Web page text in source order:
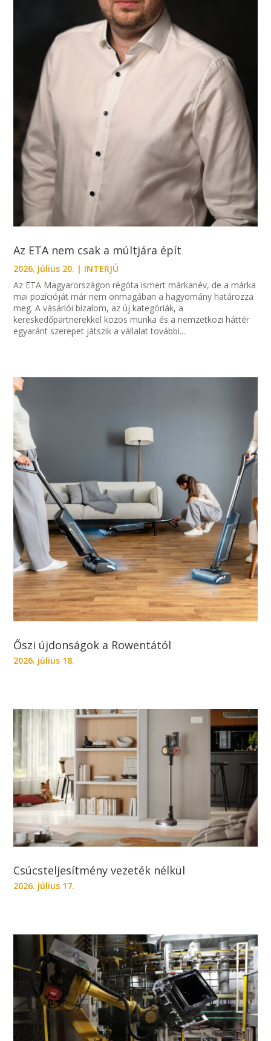
Az ETA nem csak a múltjára épít
2026. július 20. | INTERJÚ
Az ETA Magyarországon régóta ismert márkanév, de a márka
mai pozícióját már nem önmagában a hagyomány határozza
meg. A vásárlói bizalom, az új kategóriák, a
kereskedőpartnerekkel közös munka és a nemzetközi háttér
egyaránt szerepet játszik a vállalat további...
Őszi újdonságok a Rowentától
2026. július 18.
Csúcsteljesítmény vezeték nélkül
2026. július 17.